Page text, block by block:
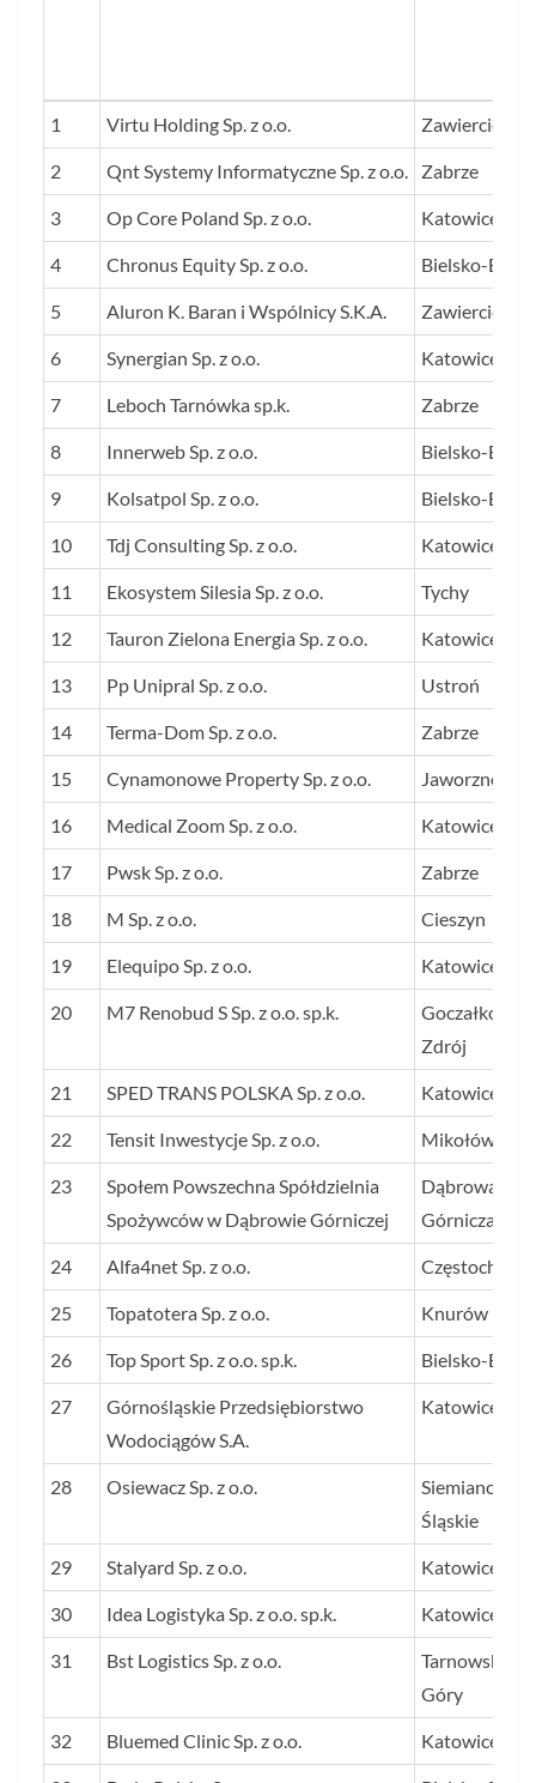
LP. NAZWA FIRMY SIEDZIBA
1 Virtu Holding Sp. z o.o. Zawiercie
2 Qnt Systemy Informatyczne Sp. z o.o. Zabrze
3 Op Core Poland Sp. z o.o. Katowice
4 Chronus Equity Sp. z o.o. Bielsko-Biała
5 Aluron K. Baran i Wspólnicy S.K.A. Zawiercie
6 Synergian Sp. z o.o. Katowice
7 Leboch Tarnówka sp.k. Zabrze
8 Innerweb Sp. z o.o. Bielsko-Biała
9 Kolsatpol Sp. z o.o. Bielsko-Biała
10 Tdj Consulting Sp. z o.o. Katowice
11 Ekosystem Silesia Sp. z o.o. Tychy
12 Tauron Zielona Energia Sp. z o.o. Katowice
13 Pp Unipral Sp. z o.o. Ustroń
14 Terma-Dom Sp. z o.o. Zabrze
15 Cynamonowe Property Sp. z o.o. Jaworzno
16 Medical Zoom Sp. z o.o. Katowice
17 Pwsk Sp. z o.o. Zabrze
18 M Sp. z o.o. Cieszyn
19 Elequipo Sp. z o.o. Katowice
20 M7 Renobud S Sp. z o.o. sp.k.
Zdrój
21 SPED TRANS POLSKA Sp. z o.o. Katowice
22 Tensit Inwestycje Sp. z o.o. Mikołów
23
Społem Powszechna Spółdzielnia
Spożywców w Dąbrowie Górniczej
Dąbrowa
Górnicza
24 Alfa4net Sp. z o.o. Częstochowa
25 Topatotera Sp. z o.o. Knurów
26 Top Sport Sp. z o.o. sp.k. Bielsko-Biała
27
Górnośląskie Przedsiębiorstwo
Wodociągów S.A.
Katowice
28 Osiewacz Sp. z o.o.
Siemianowice
Śląskie
29 Stalyard Sp. z o.o. Katowice
30 Idea Logistyka Sp. z o.o. sp.k. Katowice
31 Bst Logistics Sp. z o.o.
Tarnowskie
Góry
32 Bluemed Clinic Sp. z o.o. Katowice